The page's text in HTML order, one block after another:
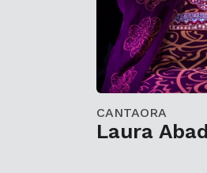
CANTAORA
Laura